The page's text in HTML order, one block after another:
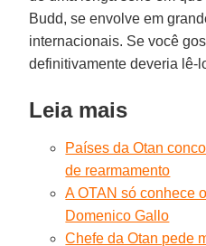
Budd, se envolve em
internacionais. Se você
definitivamente deveria lê-
Leia mais
Países da Otan
de rearmamento
A OTAN só conhece
Domenico Gallo
Chefe da Otan pede